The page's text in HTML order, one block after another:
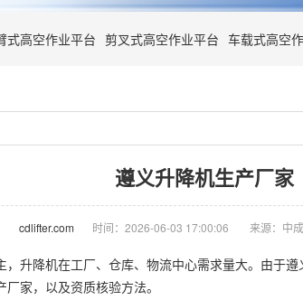
式高空作业平台 剪叉式高空作业平台 车载式高空
遵义升降机生产厂家
cdlifter.com 时间：2026-06-03 17:00:06 来源：中
升降机在工厂、仓库、物流中心需求量大。由于
家，以及资质核验方法。